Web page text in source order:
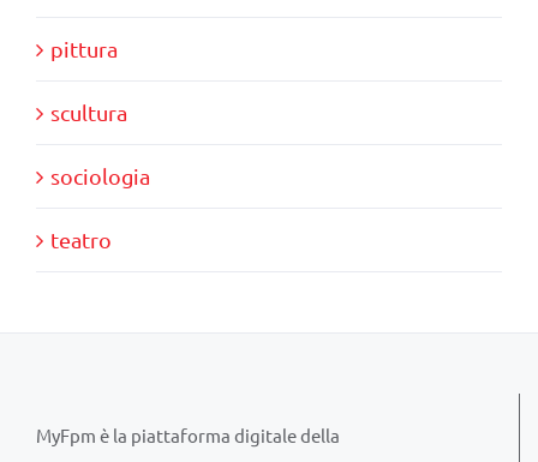
pittura
scultura
sociologia
teatro
MyFpm è la piattaforma digitale della